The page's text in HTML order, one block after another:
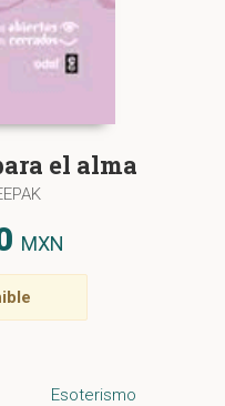
el alma
MXN
Esoterismo